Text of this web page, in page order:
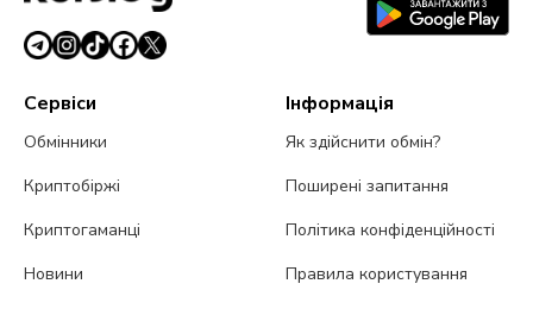
Сервіси
Обмінники
Криптобіржі
Криптогаманці
Новини
Інформація
Як здійснити обмін?
Поширені запитання
Політика конфіденційності
Правила користування